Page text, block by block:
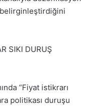
SIKI DURUŞ
“Fiyat istikrarı
politikası duruşu